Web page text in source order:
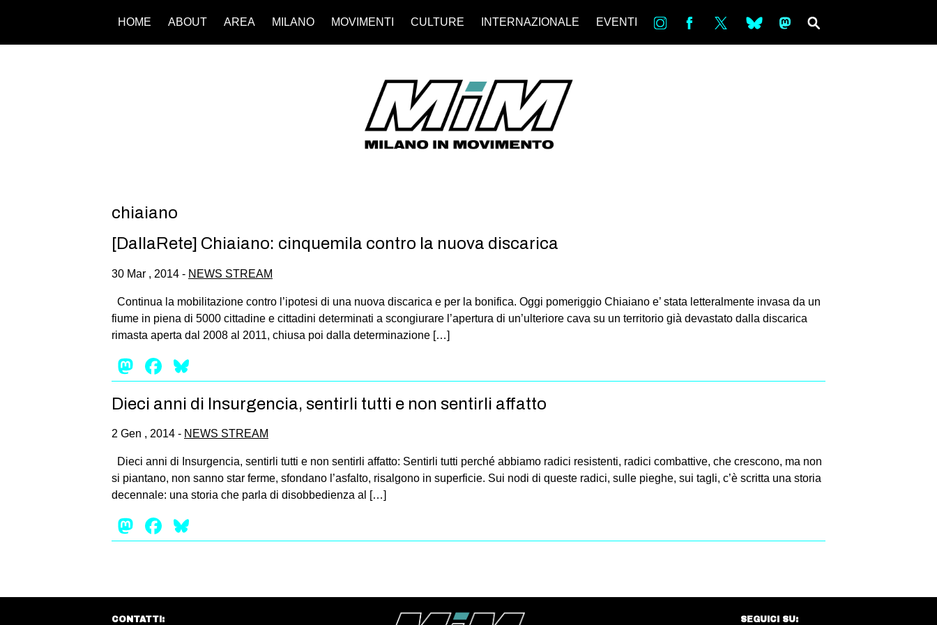
HOME ABOUT AREA MILANO MOVIMENTI CULTURE INTERNAZIONALE EVENTI in bsky ms
chiaiano
[DallaRete] Chiaiano: cinquemila contro la nuova discarica
30 Mar , 2014 - NEWS STREAM
Continua la mobilitazione contro l’ipotesi di una nuova discarica e per la bonifica. Oggi pomeriggio Chiaiano e’ stata letteralmente invasa da un
fiume in piena di 5000 cittadine e cittadini determinati a scongiurare l’apertura di un’ulteriore cava su un territorio già devastato dalla discarica
rimasta aperta dal 2008 al 2011, chiusa poi dalla determinazione […]
Mastodon
Facebook
Dieci anni di Insurgencia, sentirli tutti e non sentirli affatto
2 Gen , 2014 - NEWS STREAM
Dieci anni di Insurgencia, sentirli tutti e non sentirli affatto: Sentirli tutti perché abbiamo radici resistenti, radici combattive, che crescono, ma non
si piantano, non sanno star ferme, sfondano l’asfalto, risalgono in superficie. Sui nodi di queste radici, sulle pieghe, sui tagli, c’è scritta una storia
decennale: una storia che parla di disobbedienza al […]
Mastodon
Facebook
CONTATTI: SEGUICI SU: